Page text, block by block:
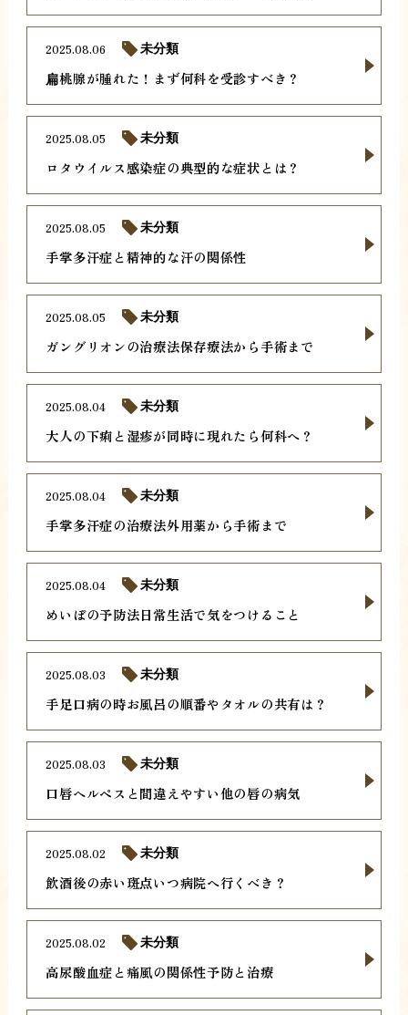
扁桃腺が腫れた！まず何科を受診すべき？
2025.08.06 未分類
ロタウイルス感染症の典型的な症状とは？
2025.08.05 未分類
手掌多汗症と精神的な汗の関係性
2025.08.05 未分類
ガングリオンの治療法保存療法から手術まで
2025.08.05 未分類
大人の下痢と湿疹が同時に現れたら何科へ？
2025.08.04 未分類
手掌多汗症の治療法外用薬から手術まで
2025.08.04 未分類
めいぼの予防法日常生活で気をつけること
2025.08.04 未分類
手足口病の時お風呂の順番やタオルの共有は？
2025.08.03 未分類
口唇ヘルペスと間違えやすい他の唇の病気
2025.08.03 未分類
飲酒後の赤い斑点いつ病院へ行くべき？
2025.08.02 未分類
高尿酸血症と痛風の関係性予防と治療
2025.08.02 未分類